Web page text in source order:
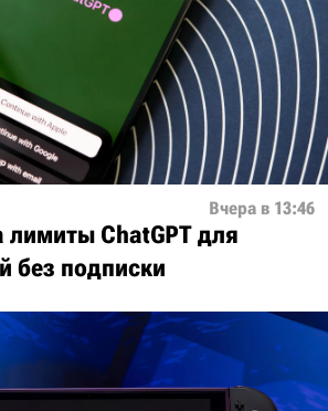
Вчера в 13:46
лимиты ChatGPT для
без подписки